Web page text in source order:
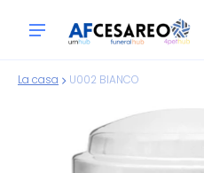
La casa U002 BIANCO